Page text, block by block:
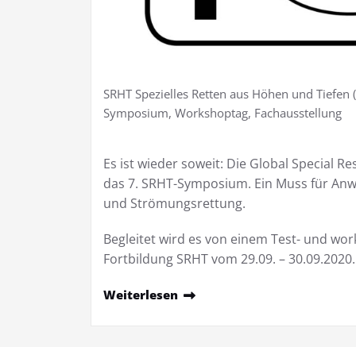
SRHT Spezielles Retten aus Höhen und
Symposium, Workshoptag, Fachausstellung
Es ist wieder soweit: Die Global Special
das 7. SRHT-Symposium. Ein Muss für
und Strömungsrettung.
Begleitet wird es von einem Test- und
Fortbildung SRHT vom 29.09. – 30.09.2020.
Weiterlesen